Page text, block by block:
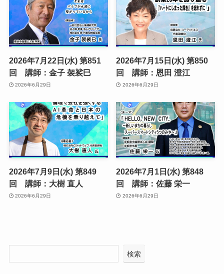
2026年7月22日(水) 第851
回 講師：金子 袈裟巳
2026年6月29日
2026年7月15日(水) 第850
回 講師：恩田 澄江
2026年6月29日
2026年7月9日(水) 第849
回 講師：大樹 直人
2026年6月29日
2026年7月1日(水) 第848
回 講師：佐藤 栄一
2026年6月29日
検索